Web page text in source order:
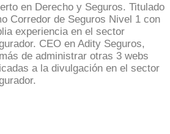
en Derecho y Seguros. Titulado
Corredor de Seguros Nivel 1 con
experiencia en el sector
CEO en Adity Seguros,
de administrar otras 3 webs
a la divulgación en el sector